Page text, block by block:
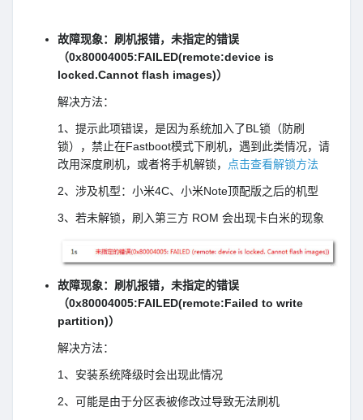
故障现象：刷机报错，未指定的错误
（0x80004005:FAILED(remote:device is
locked.Cannot flash images)）
解决方法：
1、提示此项错误，是因为系统加入了BL锁（防刷
锁），禁止在Fastboot模式下刷机，遇到此类情况，请
改用深度刷机，或者将手机解锁， 点击查看解锁方法
2、涉及机型：小米4C、小米Note顶配版之后的机型
3、若未解锁，刷入第三方 ROM 会出现卡白米的现象
故障现象：刷机报错，未指定的错误
（0x80004005:FAILED(remote:Failed to write
partition)）
解决方法：
1、安装系统降级时会出现此情况
2、可能是由于分区表被修改过导致无法刷机